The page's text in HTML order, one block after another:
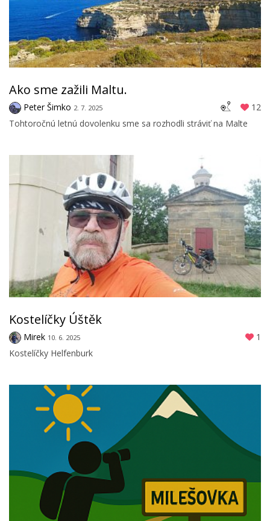
Ako sme zažili Maltu.
Peter Šimko 2. 7. 2025
12
Tohtoročnú letnú dovolenku sme sa rozhodli stráviť na Malte
Kostelíčky Úštěk
Mirek 10. 6. 2025
1
Kostelíčky Helfenburk